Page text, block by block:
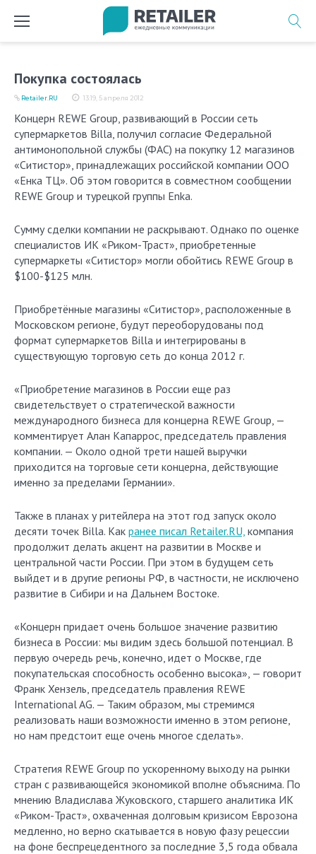
Покупка состоялась
13:19, 5 апреля 2012
Retailer.RU
Концерн REWE Group, развивающий в России сеть
супермаркетов Billa, получил согласие Федеральной
антимонопольной службы (ФАС) на покупку 12 магазинов
«Ситистор», принадлежащих российской компании ООО
«Енка ТЦ». Об этом говорится в совместном сообщении
REWE Group и турецкой группы Enka.
Сумму сделки компании не раскрывают. Однако по оценке
специалистов ИК «Риком-Траст», приобретенные
супермаркеты «Ситистор» могли обойтись REWE Group в
$100-$125 млн.
Приобретённые магазины «Ситистор», расположенные в
Московском регионе, будут переоборудованы под
формат супермаркетов Billa и интегрированы в
существующую торговую сеть до конца 2012 г.
«Приобретение магазинов в России еще раз
свидетельствует о стратегической важности
международного бизнеса для концерна REWE Group, —
комментирует Алан Капаррос, председатель правления
компании. — Около одной трети нашей выручки
приходится на торговые сети концерна, действующие
именно за пределами Германии».
Также в планах у ритейлера на этот год запуск около
десяти точек Billa. Как ранее писал Retailer.RU, компания
продолжит делать акцент на развитии в Москве и
центральной части России. При этом в будущем сеть
выйдет и в другие регионы РФ, в частности, не исключено
развитие в Сибири и на Дальнем Востоке.
«Концерн придает очень большое значение развитию
бизнеса в России: мы видим здесь большой потенциал. В
первую очередь речь, конечно, идет о Москве, где
покупательская способность особенно высока», — говорит
Франк Хензель, председатель правления REWE
International AG. — Таким образом, мы стремимся
реализовать наши возможности именно в этом регионе,
но нам предстоит еще очень многое сделать».
Стратегия REWE Group по ускоренному выходу на рынки
стран с развивающейся экономикой вполне объяснима. По
мнению Владислава Жуковского, старшего аналитика ИК
«Риком-Траст», охваченная долговым кризисом Еврозона
медленно, но верно скатывается в новую фазу рецессии
на фоне беспрецедентного за последние 3,5 года обвала